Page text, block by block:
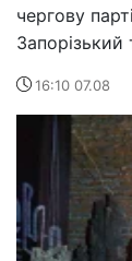
чергову
16:10 07.08